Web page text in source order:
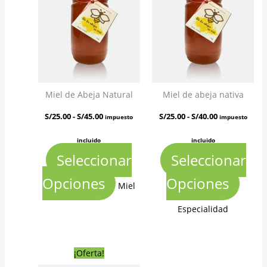
Miel de Abeja Natural
S/25.00-S/45.00
hasta
S/45.00
impuesto
incluido
Seleccionar
Opciones
tiene
elegir
Miel
Miel de abeja nativa
S/25.00-S/40.00
hasta
S/40.00
impuesto
incluido
Seleccionar
Opciones
elegir
Especialidad
¡Oferta!